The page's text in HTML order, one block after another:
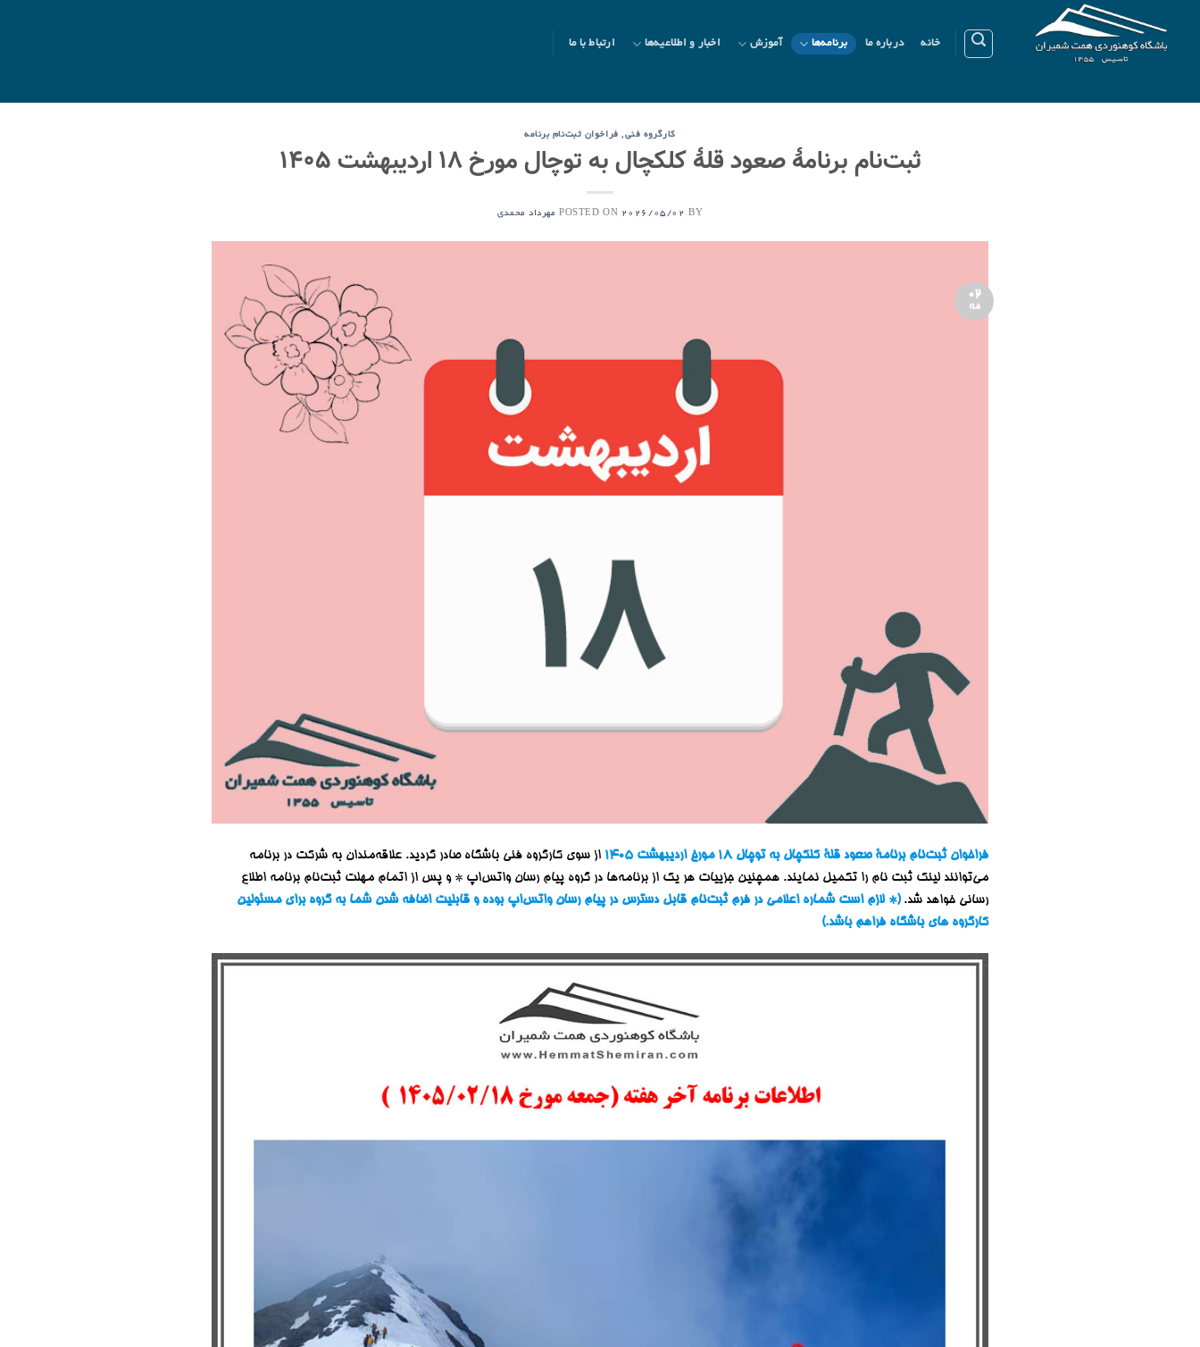
content
خانه درباره ما برنامه‌ها آموزش اخبار و اطلاعیه‌ها ارتباط با ما
کارگروه فنی, فراخوان ثبت‌نام برنامه
ثبت‌نام برنامۀ صعود قلۀ کلکچال به توچال مورخ ۱۸ اردیبهشت ۱۴۰۵
POSTED ON 2026/05/02 BY مهرداد محمدی
02
مه
فراخوان ثبت‌نام برنامۀ صعود قلۀ کلکچال به توچال ۱۸ مورخ اردیبهشت ۱۴۰۵
از سوی کارگروه فنی باشگاه صادر گردید. علاقه‌مندان به شرکت در برنامه
می‌توانند لینک ثبت نام را تکمیل نمایند. همچنین جزییات هر یک از برنامه‌ها در گروه پیام رسان واتس‌اپ * و پس از اتمام مهلت ثبت‌نام برنامه اطلاع
رسانی خواهد شد. (* لازم است شماره اعلامی در فرم ثبت‌نام قابل دسترس در پیام رسان واتس‌اپ بوده و قابلیت اضافه شدن شما به گروه برای مسئولین
کارگروه های باشگاه فراهم باشد.)